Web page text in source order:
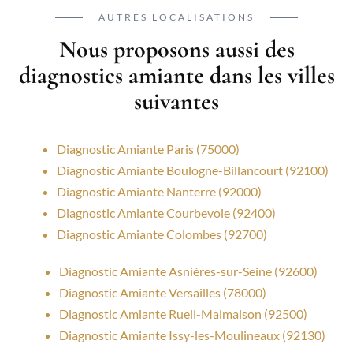
AUTRES LOCALISATIONS
Nous proposons aussi des
diagnostics amiante dans les villes
suivantes
Diagnostic Amiante Paris (75000)
Diagnostic Amiante Boulogne-Billancourt (92100)
Diagnostic Amiante Nanterre (92000)
Diagnostic Amiante Courbevoie (92400)
Diagnostic Amiante Colombes (92700)
Diagnostic Amiante Asnières-sur-Seine (92600)
Diagnostic Amiante Versailles (78000)
Diagnostic Amiante Rueil-Malmaison (92500)
Diagnostic Amiante Issy-les-Moulineaux (92130)